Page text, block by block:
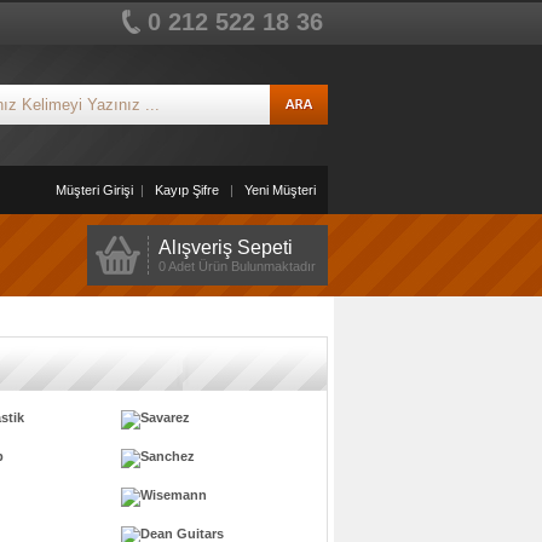
0 212 522 18 36
Müşteri Girişi | Kayıp Şifre | Yeni Müşteri
Alışveriş Sepeti
0 Adet Ürün Bulunmaktadır